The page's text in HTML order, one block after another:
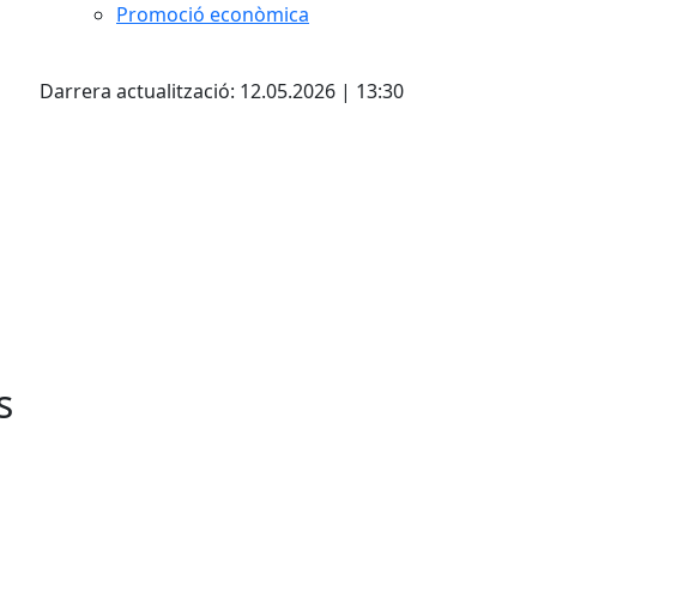
Promoció econòmica
Darrera actualització: 12.05.2026 | 13:30